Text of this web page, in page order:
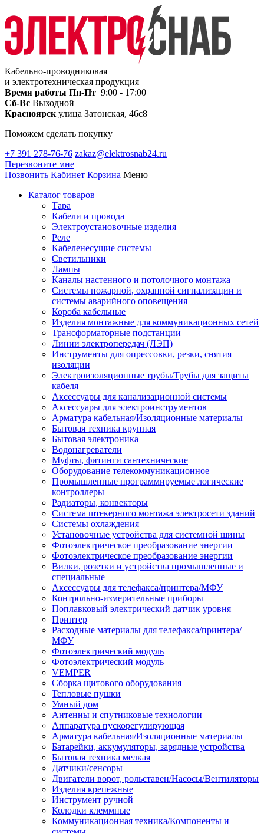
Кабельно-проводниковая
и электротехническая продукция
Время работы Пн-Пт 9:00 - 17:00
Сб-Вс Выходной
Красноярск улица Затонская, 46с8
Поможем сделать покупку
+7 391 278-76-76 zakaz@elektrosnab24.ru
Перезвоните мне
Позвонить Кабинет Корзина Меню
Каталог товаров
Тара
Кабели и провода
Электроустановочные изделия
Реле
Кабеленесущие системы
Светильники
Лампы
Каналы настенного и потолочного монтажа
Системы пожарной, охранной сигнализации и
системы аварийного оповещения
Короба кабельные
Изделия монтажные для коммуникационных сетей
Трансформаторные подстанции
Линии электропередач (ЛЭП)
Инструменты для опрессовки, резки, снятия
изоляции
Электроизоляционные трубы/Трубы для защиты
кабеля
Аксессуары для канализационной системы
Аксессуары для электроинструментов
Арматура кабельная/Изоляционные материалы
Бытовая техника крупная
Бытовая электроника
Водонагреватели
Муфты, фитинги сантехнические
Оборудование телекоммуникационное
Промышленные программируемые логические
контроллеры
Радиаторы, конвекторы
Система штекерного монтажа электросети зданий
Системы охлаждения
Установочные устройства для системной шины
Фотоэлектрическое преобразование энергии
Фотоэлектрическое преобразование энергии
Вилки, розетки и устройства промышленные и
специальные
Аксессуары для телефакса/принтера/МФУ
Контрольно-измерительные приборы
Поплавковый электрический датчик уровня
Принтер
Расходные материалы для телефакса/принтера/
МФУ
Фотоэлектрический модуль
Фотоэлектрический модуль
VEMPER
Сборка щитового оборудования
Тепловые пушки
Умный дом
Антенны и спутниковые технологии
Аппаратура пускорегулирующая
Арматура кабельная/Изоляционные материалы
Батарейки, аккумуляторы, зарядные устройства
Бытовая техника мелкая
Датчики/сенсоры
Двигатели ворот, рольставен/Насосы/Вентиляторы
Изделия крепежные
Инструмент ручной
Колодки клеммные
Коммуникационная техника/Компоненты и